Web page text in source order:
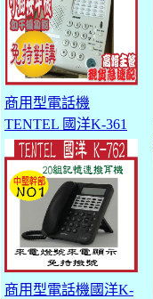
商用型電話機
TENTEL 國洋K-361
商用型電話機國洋K-